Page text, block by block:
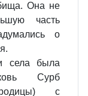
Она не
часть
о
села была
Сурб
с